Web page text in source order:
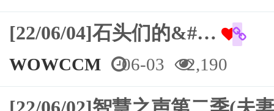
[22/06/04]石头们的&#…
WOWCCM 06-03 2,190